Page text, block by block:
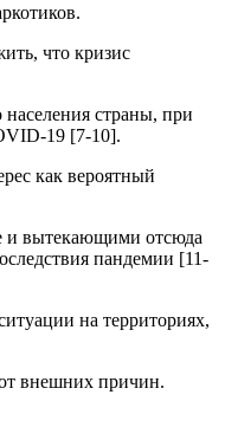
что кризис
страны, при
19 [7-10].
как вероятный
и вытекающими отсюда
пандемии [11-
на территориях,
от внешних причин.